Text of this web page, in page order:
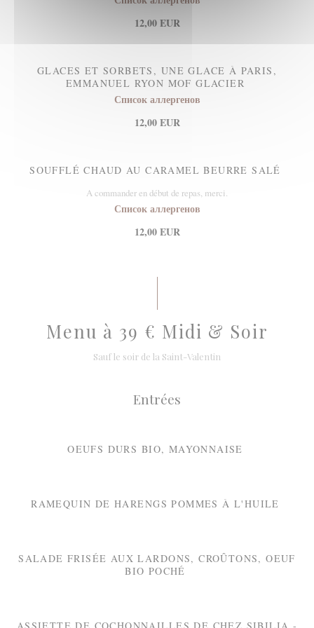
12,00 EUR
GLACES ET SORBETS, UNE GLACE À PARIS,
EMMANUEL RYON MOF GLACIER
Список аллергенов
12,00 EUR
SOUFFLÉ CHAUD AU CARAMEL BEURRE SALÉ
A commander en début de repas, merci.
Список аллергенов
12,00 EUR
Menu à 39 € Midi & Soir
Sauf le soir de la Saint-Valentin
Entrées
OEUFS DURS BIO, MAYONNAISE
RAMEQUIN DE HARENGS POMMES À L'HUILE
SALADE FRISÉE AUX LARDONS, CROÛTONS, OEUF
BIO POCHÉ